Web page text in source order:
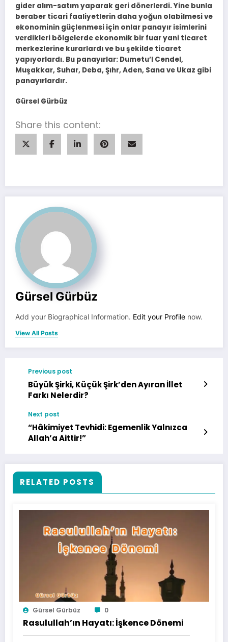
gider alım-satım yaparak geri dönerlerdi. Yine bunla
beraber ticari faaliyetlerin daha yoğun olabilmesi ve
ekonominin güçlenmesi için onlar panayır isimlerini
verdikleri bölgelerde ekonomik bir fuar yani ticaret
merkezlerine kurarlardı ve bu şekilde ticaret
yapıyorlardı. Bu panayırlar: Dumetu’l Cendel,
Muşakkar, Suhar, Deba, Şıhr, Aden, Sana ve Ukaz gibi
panayırlardır.
Gürsel Gürbüz
Share this content:
Gürsel Gürbüz
Add your Biographical Information. Edit your Profile now.
View All Posts
Previous post
Büyük Şirki, Küçük Şirk’den Ayıran İllet
Farkı Nelerdir?
Next post
“Hâkimiyet Tevhidi: Egemenlik Yalnızca
Allah’a Aittir!”
RELATED POSTS
Gürsel Gürbüz 0
Rasulullah’ın Hayatı: İşkence Dönemi